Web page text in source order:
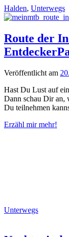
Halden, Unterwegs
Route der
Veröffentlicht am
Hast Du Lust auf
Dann schau Dir an,
Du teilnehmen
Erzähl mir mehr!
Unterwegs